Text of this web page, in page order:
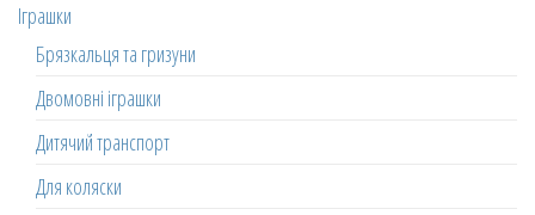
Іграшки
Брязкальця та гризуни
Двомовні іграшки
Дитячий транспорт
Для коляски